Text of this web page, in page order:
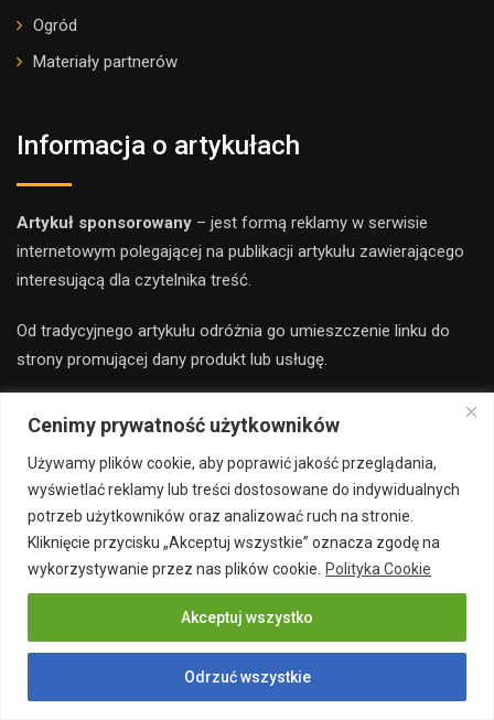
Cenimy prywatność użytkowników
Używamy plików cookie, aby poprawić jakość przeglądania,
wyświetlać reklamy lub treści dostosowane do indywidualnych
potrzeb użytkowników oraz analizować ruch na stronie.
Kliknięcie przycisku „Akceptuj wszystkie” oznacza zgodę na
wykorzystywanie przez nas plików cookie. Polityka Cookie
Odrzuć wszystkie
Akceptuj wszystko
Ogród
Materiały partnerów
Informacja o artykułach
Artykuł sponsorowany – jest formą reklamy w serwisie
internetowym polegającej na publikacji artykułu zawierającego
interesującą dla czytelnika treść.
Od tradycyjnego artykułu odróżnia go umieszczenie linku do
strony promującej dany produkt lub usługę.
ogólnotematycznego
Czytelniku pamiętaj!
Wszystkie informacje oraz porady opublikowane na naszym
portalu nie zastąpią indywidualnej konsultacji ze specjalistą.
Stosowanie treści zawartych na naszej stronie internetowej
każdorazowo powinno być konsultowane z osobą o